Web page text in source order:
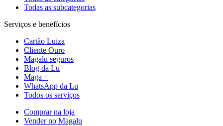
Todas as subcategorias
Serviços e benefícios
Cartão Luiza
Cliente Ouro
Magalu seguros
Blog da Lu
Maga +
WhatsApp da Lu
Todos os serviços
Comprar na loja
Vender no Magalu